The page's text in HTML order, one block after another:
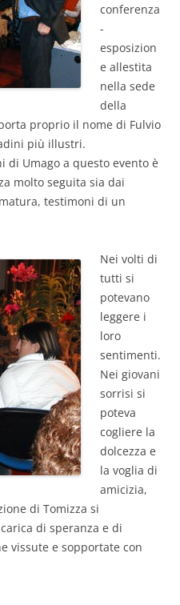
conferenza
-
esposizion
e allestita
nella sede
della
proprio il nome di Fulvio
più illustri.
di Umago a questo evento è
molto seguita sia dai
testimoni di un
Nei volti di
tutti si
potevano
leggere i
loro
sentimenti.
Nei giovani
sorrisi si
poteva
cogliere la
dolcezza e
la voglia di
amicizia,
di Tomizza si
di speranza e di
vissute e sopportate con